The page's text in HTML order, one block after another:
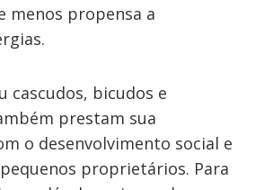
menos propensa a
cascudos, bicudos e
prestam sua
o desenvolvimento social e
proprietários. Para